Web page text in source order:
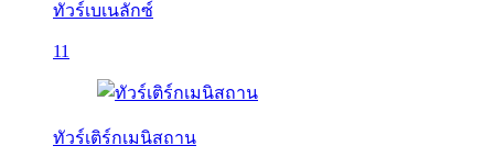
ทัวร์เบเนลักซ์
11
ทัวร์เติร์กเมนิสถาน